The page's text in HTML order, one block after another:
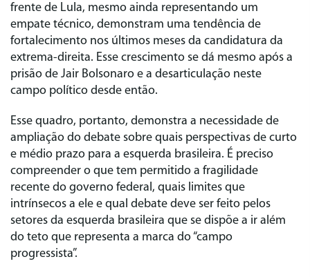
frente de Lula, mesmo ainda representando um
empate técnico, demonstram uma tendência de
fortalecimento nos últimos meses da candidatura da
extrema-direita. Esse crescimento se dá mesmo após a
prisão de Jair Bolsonaro e a desarticulação neste
campo político desde então.
Esse quadro, portanto, demonstra a necessidade de
ampliação do debate sobre quais perspectivas de curto
e médio prazo para a esquerda brasileira. É preciso
compreender o que tem permitido a fragilidade
recente do governo federal, quais limites que
intrínsecos a ele e qual debate deve ser feito pelos
setores da esquerda brasileira que se dispõe a ir além
do teto que representa a marca do “campo
progressista”.